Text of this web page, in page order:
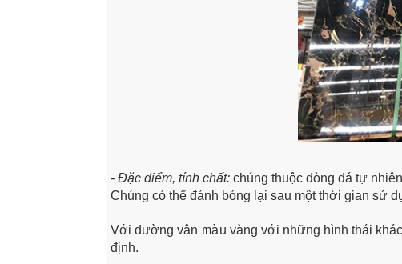
- Đặc điểm, tính chất: chúng thuộc dòng đá tự
Chúng có thể đánh bóng lại sau một thời gian sử
Với đường vân màu vàng với những hình thái
định.